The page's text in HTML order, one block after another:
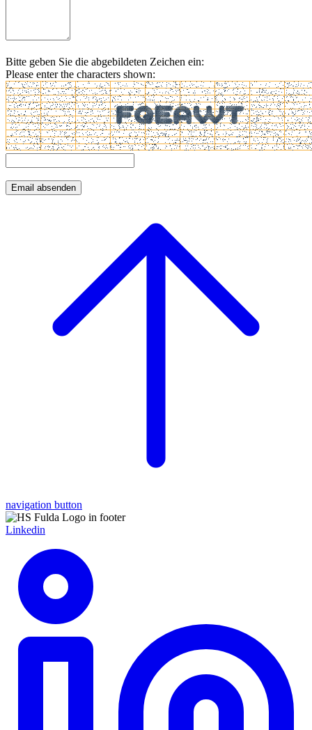
Bitte geben Sie die abgebildeten Zeichen ein:
Please enter the characters shown:
navigation button
Linkedin